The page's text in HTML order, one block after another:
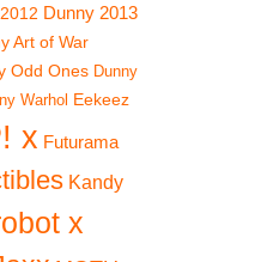
Dunny 2013
Art of War
Odd Ones Dunny
Warhol Eekeez
x Futurama
Kandy
x